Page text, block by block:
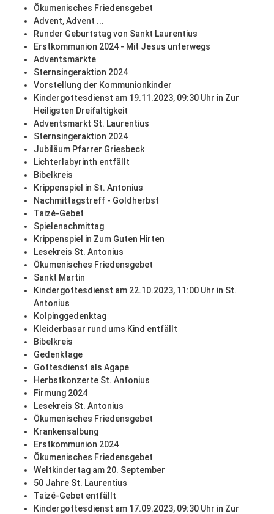
Ökumenisches Friedensgebet
Advent, Advent ...
Runder Geburtstag von Sankt Laurentius
Erstkommunion 2024 - Mit Jesus unterwegs
Adventsmärkte
Sternsingeraktion 2024
Vorstellung der Kommunionkinder
Kindergottesdienst am 19.11.2023, 09:30 Uhr in Zur
Heiligsten Dreifaltigkeit
Adventsmarkt St. Laurentius
Sternsingeraktion 2024
Jubiläum Pfarrer Griesbeck
Lichterlabyrinth entfällt
Bibelkreis
Krippenspiel in St. Antonius
Nachmittagstreff - Goldherbst
Taizé-Gebet
Spielenachmittag
Krippenspiel in Zum Guten Hirten
Lesekreis St. Antonius
Ökumenisches Friedensgebet
Sankt Martin
Kindergottesdienst am 22.10.2023, 11:00 Uhr in St.
Antonius
Kolpinggedenktag
Kleiderbasar rund ums Kind entfällt
Bibelkreis
Gedenktage
Gottesdienst als Agape
Herbstkonzerte St. Antonius
Firmung 2024
Lesekreis St. Antonius
Ökumenisches Friedensgebet
Krankensalbung
Erstkommunion 2024
Ökumenisches Friedensgebet
Weltkindertag am 20. September
50 Jahre St. Laurentius
Taizé-Gebet entfällt
Kindergottesdienst am 17.09.2023, 09:30 Uhr in Zur